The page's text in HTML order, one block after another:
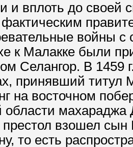
и вплоть до своей
войны с
к Малакке были
Селангор. В
принявший титул
на восточном
области
престол взошел
то есть